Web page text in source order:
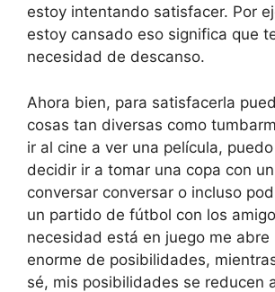
estoy intentando satisfacer. Por
estoy cansado eso significa que
necesidad de descanso.
Ahora bien, para satisfacerla
cosas tan diversas como
ir al cine a ver una película,
decidir ir a tomar una copa con
conversar conversar o incluso
un partido de fútbol con los
necesidad está en juego me abre
enorme de posibilidades,
sé, mis posibilidades se reducen